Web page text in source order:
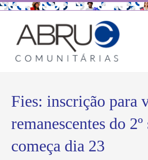
Fies: inscrição para
remanescentes do 2º
começa dia 23